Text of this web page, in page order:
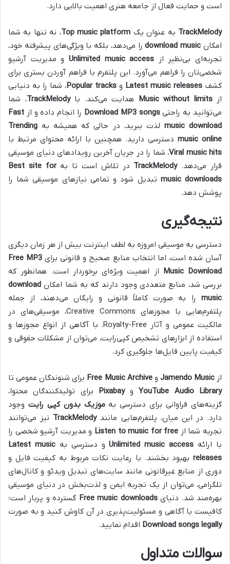
است و حمایت فعال از جامعه هنری اهمیت بالایی دارد.
TrackMelody به عنوان یک Top music platform، نه تنها به شما
امکان download musicرا می‌دهد، بلکه با ویژگی‌های پیشرفته خود،
تجربه‌ای بی‌نظیر از Unlimited music access و مدیریت آرشیو
شخصی‌تان را فراهم می‌آورد. این پلتفرم با فراهم آوردن بستری برای
کشف Latest music releases و Popular tracks، شما را به دنیایی
ازMusic without limits هدایت می‌کند. باTrackMelody، شما
می‌توانید به راحتیDownload MP3 songs را انجام داده و از Fast
music download لذت ببرید، در حالی که همیشه به Trending
music online دسترسی دارید. همچنین با ارائه محتوای مرتبط با
Viral music hits، شما را در جریان آخرین رویدادهای دنیای موسیقی
قرار می‌دهد.TrackMelody در تلاش است تا بهBest site for
music downloads تبدیل شود و تمامی نیازهای موسیقی شما را
پوشش دهد.
نتیجه‌گیری
دسترسی به موسیقی امروزه به لطف اینترنت بیش از هر زمان دیگری
آسان شده است، اما انتخاب منابع صحیح و قانونی برای Free MP3
Music Download از اهمیت ویژه‌ای برخوردار است. همانطور که
بررسی شد، منابع متعددی وجود دارند که به شما امکان download
music را به صورت کاملاً قانونی و رایگان می‌دهند، از جمله
پلتفرم‌هایی با مجوزهای Creative Commons، موسیقی‌های در
مالکیت عمومی و آثار Royalty-Free. با آگاهی از انواع مجوزها و
استفاده از ابزارهای تشخیص کپی‌رایت، می‌توان از مشکلات حقوقی و
کیفیت پایین فایل‌ها جلوگیری کرد.
ازJamendo Music وFree Music Archive برای شنوندگان عمومی تا
YouTube Audio LibraryوPixabay برای تولیدکنندگان محتوا،
گزینه‌های فراوانی برای دسترسی بهموزیک بدون کپی رایت وجود
دارد. در این میان، پلتفرم‌هایی مانندTrackMelody نیز می‌توانند
تجربه شما از Listen to music for free و مدیریت آرشیو شخصی را
با ارائه Unlimited music accessو دسترسی بهLatest music
releases بهبود بخشند. با رعایت نکات مربوط به کیفیت فایل و
دوری از منابع غیرقانونی مانند سایت‌های تبدیل ویدئو و کانال‌های
تلگرامی، می‌توان از یک تجربه ایمن و لذت‌بخش در دنیای موسیقی
بهره‌مند شد. دنیایFree music downloads گسترده و پربار است؛
کافیست با آگاهی و مسئولیت‌پذیری در آن کاوش کنید و به صورت
Download songs legally اقدام نمایید.
سوالات متداول